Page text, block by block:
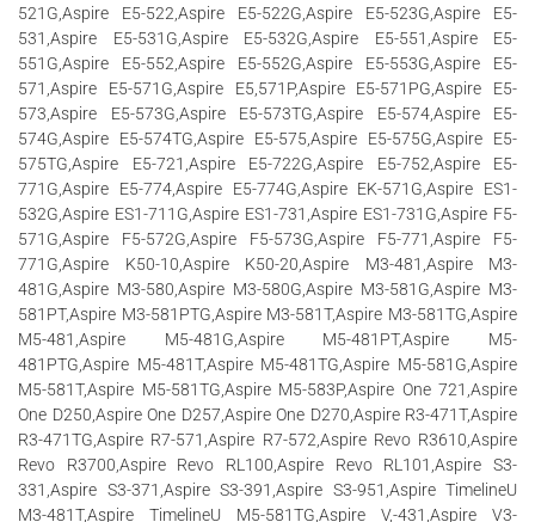
521G,Aspire E5-522,Aspire E5-522G,Aspire E5-523G,Aspire E5-
531,Aspire E5-531G,Aspire E5-532G,Aspire E5-551,Aspire E5-
551G,Aspire E5-552,Aspire E5-552G,Aspire E5-553G,Aspire E5-
571,Aspire E5-571G,Aspire E5,571P,Aspire E5-571PG,Aspire E5-
573,Aspire E5-573G,Aspire E5-573TG,Aspire E5-574,Aspire E5-
574G,Aspire E5-574TG,Aspire E5-575,Aspire E5-575G,Aspire E5-
575TG,Aspire E5-721,Aspire E5-722G,Aspire E5-752,Aspire E5-
771G,Aspire E5-774,Aspire E5-774G,Aspire EK-571G,Aspire ES1-
532G,Aspire ES1-711G,Aspire ES1-731,Aspire ES1-731G,Aspire F5-
571G,Aspire F5-572G,Aspire F5-573G,Aspire F5-771,Aspire F5-
771G,Aspire K50-10,Aspire K50-20,Aspire M3-481,Aspire M3-
481G,Aspire M3-580,Aspire M3-580G,Aspire M3-581G,Aspire M3-
581PT,Aspire M3-581PTG,Aspire M3-581T,Aspire M3-581TG,Aspire
M5-481,Aspire M5-481G,Aspire M5-481PT,Aspire M5-
481PTG,Aspire M5-481T,Aspire M5-481TG,Aspire M5-581G,Aspire
M5-581T,Aspire M5-581TG,Aspire M5-583P,Aspire One 721,Aspire
One D250,Aspire One D257,Aspire One D270,Aspire R3-471T,Aspire
R3-471TG,Aspire R7-571,Aspire R7-572,Aspire Revo R3610,Aspire
Revo R3700,Aspire Revo RL100,Aspire Revo RL101,Aspire S3-
331,Aspire S3-371,Aspire S3-391,Aspire S3-951,Aspire TimelineU
M3-481T,Aspire TimelineU M5-581TG,Aspire V,-431,Aspire V3-